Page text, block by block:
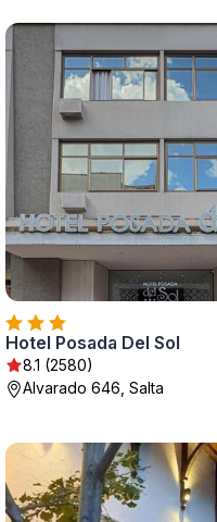
Hotel Posada Del Sol
8.1 (2580)
Alvarado 646, Salta